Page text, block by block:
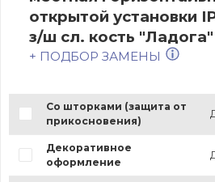
открытой установки
з/ш сл. кость
+ ПОДБОР ЗАМЕНЫ
Со шторками (защита от
прикосновения)
Декоративное
оформление